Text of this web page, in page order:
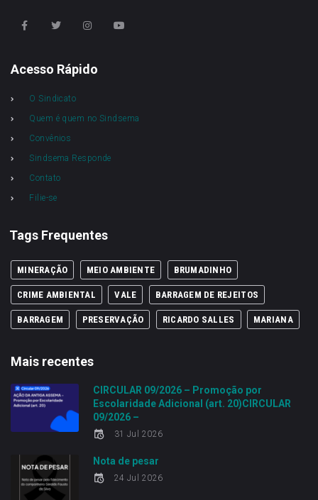
Acesso Rápido
O Sindicato
Quem é quem no Sindsema
Convênios
Sindsema Responde
Contato
Filie-se
Tags Frequentes
MINERAÇÃO MEIO AMBIENTE BRUMADINHO
CRIME AMBIENTAL VALE BARRAGEM DE REJEITOS
BARRAGEM PRESERVAÇÃO RICARDO SALLES MARIANA
Mais recentes
CIRCULAR 09/2026 – Promoção por
Escolaridade Adicional (art. 20)CIRCULAR
09/2026 –
31 Jul 2026
Nota de pesar
24 Jul 2026